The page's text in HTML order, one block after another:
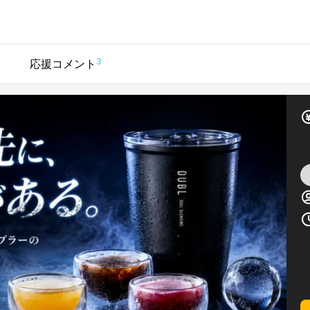
応援コメント 3